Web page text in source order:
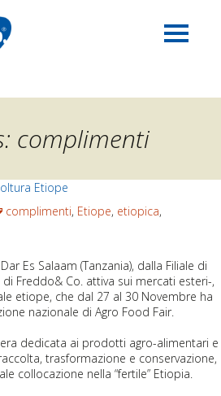
complimenti
Etiope
complimenti, Etiope, etiopica,
Es Salaam (Tanzania), dalla Filiale di
Freddo& Co. attiva sui mercati esteri-,
etiope, che dal 27 al 30 Novembre ha
nazionale di Agro Food Fair.
dedicata ai prodotti agro-alimentari e
trasformazione e conservazione,
collocazione nella “fertile” Etiopia.